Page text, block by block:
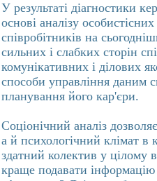
У результаті діагностики
основі аналізу
співробітників на
сильних і слабких сторін
комунікативних і ділових
способи управління даним
планування його кар'єри.
Соціонічний аналіз
а й психологічний клімат в
здатний колектив у цілому
краще подавати